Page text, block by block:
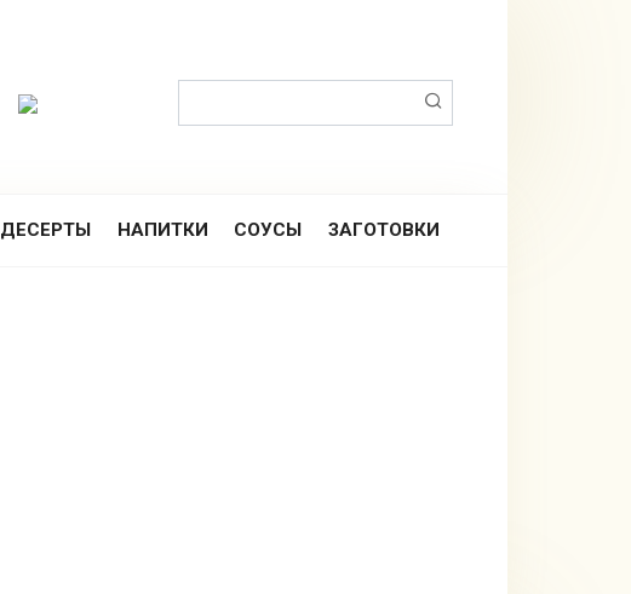
ДЕСЕРТЫ НАПИТКИ СОУСЫ ЗАГОТОВКИ